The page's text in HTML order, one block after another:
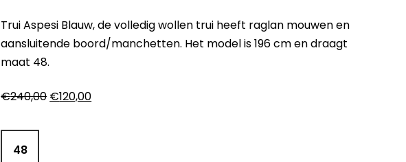
Trui Aspesi Blauw, de volledig wollen trui heeft raglan mouwen en
aansluitende boord/manchetten. Het model is 196 cm en draagt
maat 48.
€240,00 Oorspronkelijke
€120,00Huidige
48